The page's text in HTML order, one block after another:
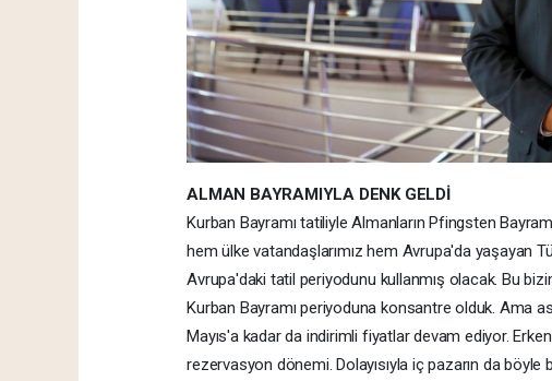
ALMAN BAYRAMIYLA DENK GELDİ
Kurban Bayramı tatiliyle Almanların Pfingsten
hem ülke vatandaşlarımız hem Avrupa'da yaşayan
Avrupa'daki tatil periyodunu kullanmış olacak. Bu
Kurban Bayramı periyoduna konsantre olduk. Ama
Mayıs'a kadar da indirimli fiyatlar devam ediyor.
rezervasyon dönemi. Dolayısıyla iç pazarın da böyle